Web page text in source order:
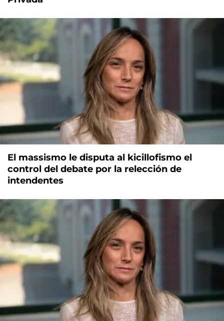
El massismo le disputa al kicillofismo el
control del debate por la relección de
intendentes